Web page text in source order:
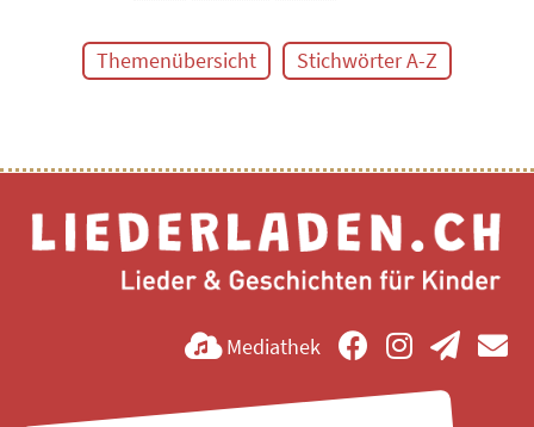
Themenübersicht Stichwörter A-Z
Mediathek